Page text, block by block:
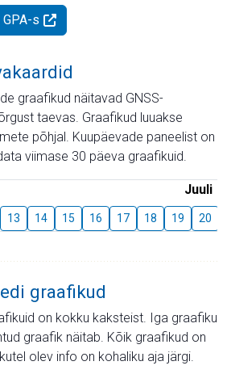
s
graafikud näitavad GNSS-
taevas. Graafikud luuakse
põhjal. Kuupäevade paneelist on
viimase 30 päeva graafikuid.
Juuli
13 14 15 16 17 18 19 20
graafikud
on kokku kaksteist. Iga graafiku
graafik näitab. Kõik graafikud on
olev info on kohaliku aja järgi.